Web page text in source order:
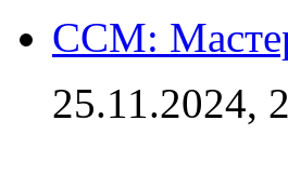
CCM:
25.11.2024,